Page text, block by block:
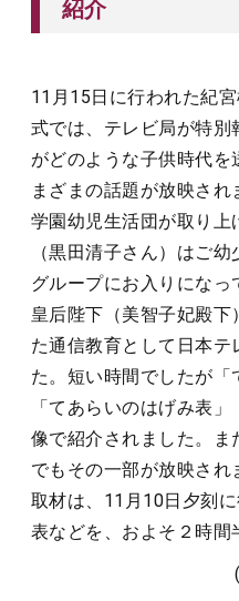
紹介
11月15日に行われた紀
式では、テレビ局が特
がどのような子供時代を
まざまの話題が放映さ
学園幼児生活団が取り
（黒田清子さん）はご
グループにお入りにな
皇后陛下（美智子妃殿
た通信教育として日本
た。短い時間でしたが
「てあらいのはげみ表
像で紹介されました。ま
でもその一部が放映され
取材は、11月10日夕刻
表などを、およそ２時間